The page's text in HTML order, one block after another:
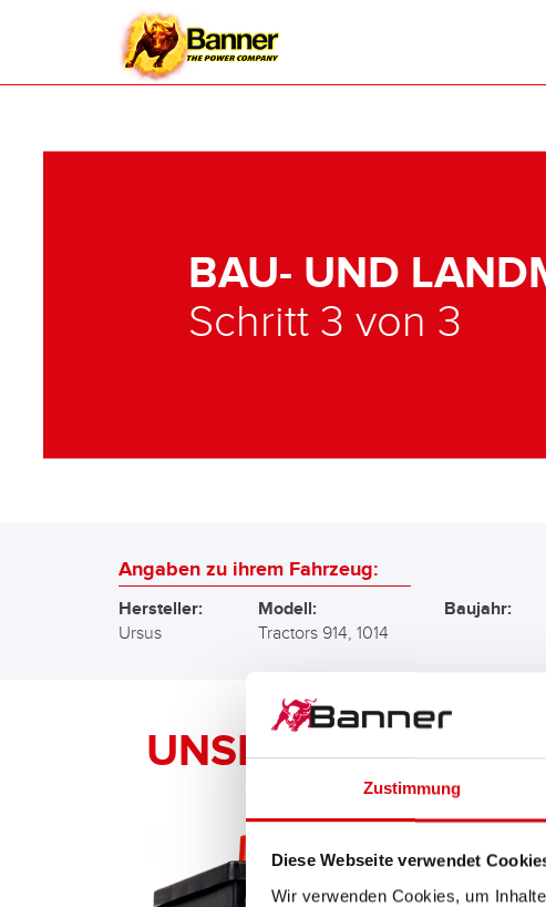
Zustimmung
Diese Webseite verwendet
Wir verwenden Cookies, um
BAU- UND
Schritt 3 von 3
Angaben zu ihrem Fahrzeug:
Hersteller:
Ursus
Modell:
Tractors 914, 1014
Baujahr:
UNSERE Banner